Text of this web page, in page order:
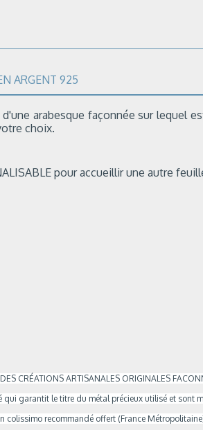
ARGENT 925
arabesque façonnée sur lequel
choix.
pour accueillir une autre
CRÉATIONS ARTISANALES ORIGINALES
qui garantit le titre du métal précieux utilisé et sont
colissimo recommandé offert (France